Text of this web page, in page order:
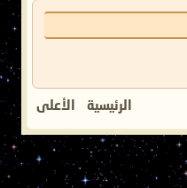
الرئيسية الأعلى